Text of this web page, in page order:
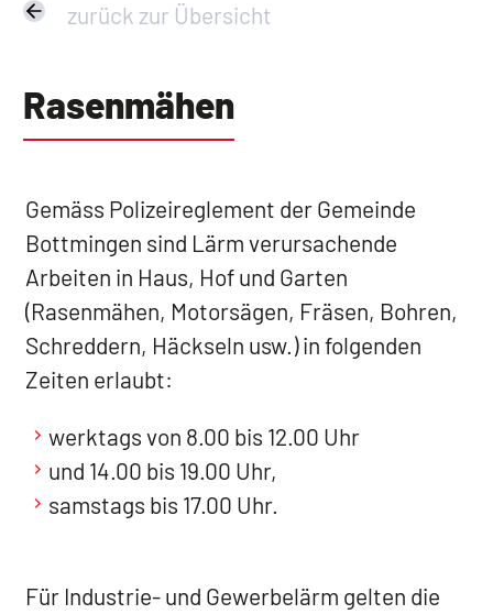
zurück zur Übersicht
Rasenmähen
Gemäss Polizeireglement der Gemeinde
Bottmingen sind Lärm verursachende
Arbeiten in Haus, Hof und Garten
(Rasenmähen, Motorsägen, Fräsen, Bohren,
Schreddern, Häckseln usw.) in folgenden
Zeiten erlaubt:
werktags von 8.00 bis 12.00 Uhr
und 14.00 bis 19.00 Uhr,
samstags bis 17.00 Uhr.
Für Industrie- und Gewerbelärm gelten die